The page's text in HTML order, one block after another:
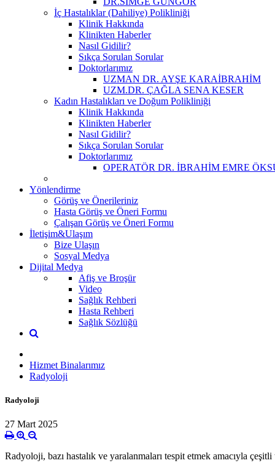
İç Hastalıklar (Dahiliye) Polikliniği
Klinik Hakkında
Klinikten Haberler
Nasıl Gidilir?
Sıkça Sorulan Sorular
Doktorlarımız
UZMAN DR. AYŞE KARAİBRAHİM
UZM.DR. ÇAĞLA SENA KESER
Kadın Hastalıkları ve Doğum Polikliniği
Klinik Hakkında
Klinikten Haberler
Nasıl Gidilir?
Sıkça Sorulan Sorular
Doktorlarımız
OPERATÖR DR. İBRAHİM EMRE
Yönlendirme
Görüş ve Önerileriniz
Hasta Görüş ve Öneri Formu
Çalışan Görüş ve Öneri Formu
İletişim&Ulaşım
Bize Ulaşın
Sosyal Medya
Dijital Medya
Afiş ve Broşür
Video
Sağlık Rehberi
Hasta Rehberi
Sağlık Sözlüğü
Hizmet Binalarımız
Radyoloji
Radyoloji
27 Mart 2025
Radyoloji, bazı hastalık ve yaralanmaları tespit etmek amacıyla